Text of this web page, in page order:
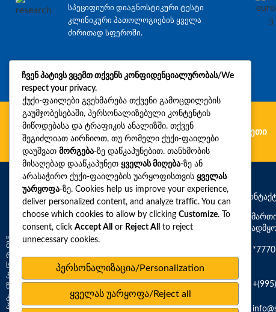
სპეციფიური დიაგნოსტიკური ტესტი
კლინიკური პათოლოგიების ყველა
ძირითად სფეროში.
გერმანია რუმინეთი უკრაინა ბულგარეთი
„სინევო“ –
საქართველოში დიაგნოსტიკური
მომსახურების ფართო სპექტრის მომწოდებელი,
რომელიც გთავაზობთ 3,000-ზე მეტ რუტინულ და
სპეციფიურ დიაგნოსტიკურ ტესტს კლინიკური
პათოლოგიის ყველა ძირითად სფეროში. 2026
წლისთვის, ‘სინევო საქართველო’-ს ქსელი მოიცავს 1
კლინიკურ ლაბორატორიასა და სისხლის ასაღებ 67
პუნქტს, რომელიც ასრულებს 1 000 000-ზე მეტ ტესტს.
*7770
ჩვენ პატივს ვცემთ თქვენს კონფიდენციალურობას/We
respect your privacy.
ქუქი-ფაილები გვეხმარება თქვენი გამოცდილების
გაუმჯობესებაში, პერსონალიზებული კონტენტის
მიწოდებასა და ტრაფიკის ანალიზში. თქვენ
შეგიძლიათ აირჩიოთ, თუ რომელი ქუქი-ფაილები
დაუშვათ მორგება-ზე დაწკაპუნებით. თანხმობის
მისაღებად დააწკაპუნეთ ყველას მიღება-ზე ან
არასაჭირო ქუქი-ფაილების უარყოფისთვის ყველას
უარყოფა-ზე. Cookies help us improve your experience,
deliver personalized content, and analyze traffic. You can
choose which cookies to allow by clicking Customize. To
consent, click Accept All or Reject All
to reject
unnecessary cookies.
პერსონალიზაცია/Personalization
ყველას უარყოფა/Reject all